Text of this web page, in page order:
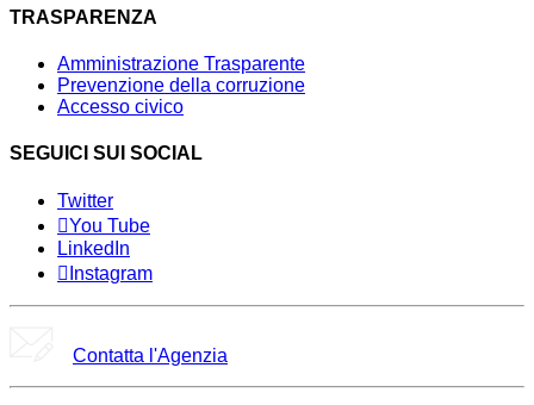
TRASPARENZA
Amministrazione Trasparente
Prevenzione della corruzione
Accesso civico
SEGUICI SUI SOCIAL
Twitter
You Tube
LinkedIn
Instagram
Contatta l'Agenzia